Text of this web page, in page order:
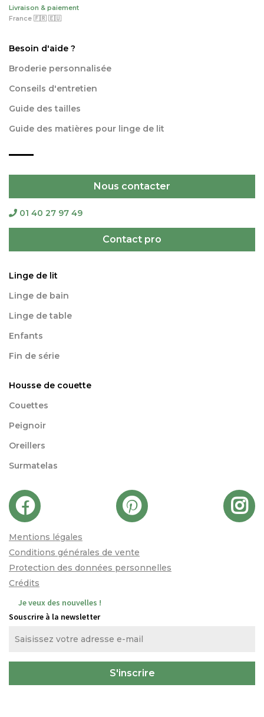
Livraison & paiement
France 🇫🇷 🇪🇺
Besoin d'aide ?
Broderie personnalisée
Conseils d'entretien
Guide des tailles
Guide des matières pour linge de lit
Nous contacter
01 40 27 97 49
Contact pro
Linge de lit
Linge de bain
Linge de table
Enfants
Fin de série
Housse de couette
Couettes
Peignoir
Oreillers
Surmatelas
Mentions légales
Conditions générales de vente
Protection des données personnelles
Crédits
Je veux des nouvelles !
Souscrire à la newsletter